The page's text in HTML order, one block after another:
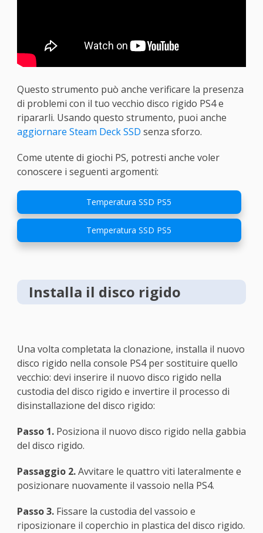
Questo strumento può anche verificare la presenza
di problemi con il tuo vecchio disco rigido PS4 e
ripararli. Usando questo strumento, puoi anche
aggiornare Steam Deck SSD senza sforzo.
Come utente di giochi PS, potresti anche voler
conoscere i seguenti argomenti:
Temperatura SSD PS5
Temperatura SSD PS5
Installa il disco rigido
Una volta completata la clonazione, installa il nuovo
disco rigido nella console PS4 per sostituire quello
vecchio: devi inserire il nuovo disco rigido nella
custodia del disco rigido e invertire il processo di
disinstallazione del disco rigido:
Passo 1.Posiziona il nuovo disco rigido nella gabbia
del disco rigido.
Passaggio 2.Avvitare le quattro viti lateralmente e
posizionare nuovamente il vassoio nella PS4.
Passo 3.Fissare la custodia del vassoio e
riposizionare il coperchio in plastica del disco rigido.